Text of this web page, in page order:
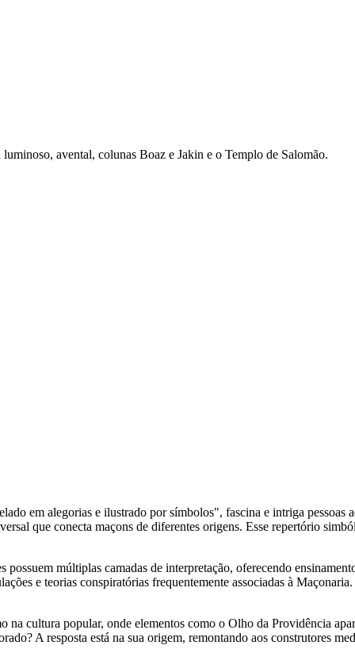
avental, colunas Boaz e Jakin e o Templo de Salomão.
em alegorias e ilustrado por símbolos", fascina e intriga
que conecta maçons de diferentes origens. Esse repertório
múltiplas camadas de interpretação, oferecendo
e teorias conspiratórias frequentemente associadas à
na cultura popular, onde elementos como o Olho da Providência
A resposta está na sua origem, remontando aos construtores